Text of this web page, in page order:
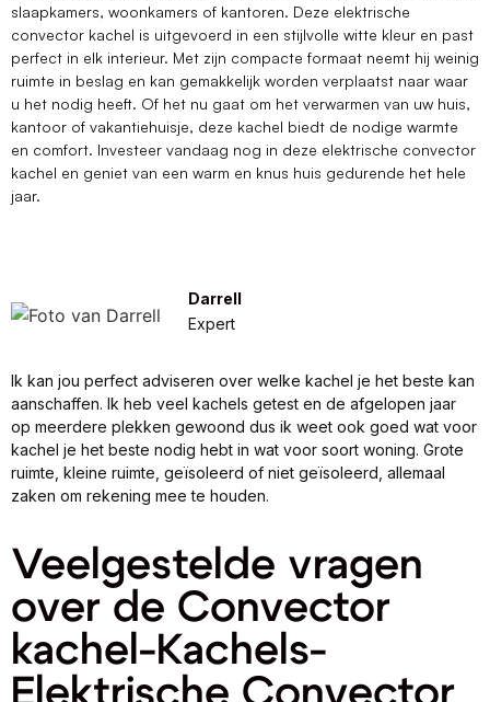
slaapkamers, woonkamers of kantoren. Deze elektrische
convector kachel is uitgevoerd in een stijlvolle witte kleur en past
perfect in elk interieur. Met zijn compacte formaat neemt hij weinig
ruimte in beslag en kan gemakkelijk worden verplaatst naar waar
u het nodig heeft. Of het nu gaat om het verwarmen van uw huis,
kantoor of vakantiehuisje, deze kachel biedt de nodige warmte
en comfort. Investeer vandaag nog in deze elektrische convector
kachel en geniet van een warm en knus huis gedurende het hele
jaar.
Darrell
Expert
Ik kan jou perfect adviseren over welke kachel je het beste kan
aanschaffen. Ik heb veel kachels getest en de afgelopen jaar
op meerdere plekken gewoond dus ik weet ook goed wat voor
kachel je het beste nodig hebt in wat voor soort woning. Grote
ruimte, kleine ruimte, geïsoleerd of niet geïsoleerd, allemaal
zaken om rekening mee te houden.
Veelgestelde vragen
over de Convector
kachel-Kachels-